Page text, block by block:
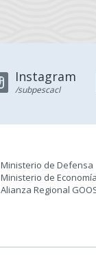
Instagram
/subpescacl
Ministerio de Defensa
Ministerio de Economía
Alianza Regional